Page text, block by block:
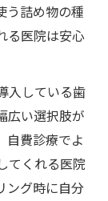
う詰め物の種
る医院は安心
入している歯
広い選択肢が
自費診療でよ
てくれる医院
ング時に自分